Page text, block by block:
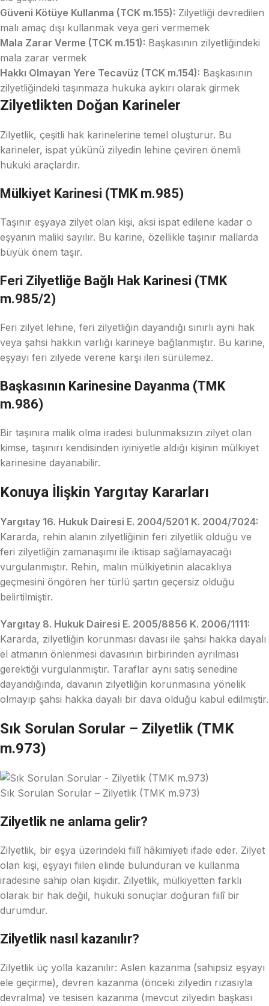
Güveni Kötüye Kullanma (TCK m.155): Zilyetliği devredilen
malı amaç dışı kullanmak veya geri vermemek
Mala Zarar Verme (TCK m.151): Başkasının zilyetliğindeki
mala zarar vermek
Hakkı Olmayan Yere Tecavüz (TCK m.154): Başkasının
zilyetliğindeki taşınmaza hukuka aykırı olarak girmek
Zilyetlikten Doğan Karineler
Zilyetlik, çeşitli hak karinelerine temel oluşturur. Bu
karineler, ispat yükünü zilyedin lehine çeviren önemli
hukuki araçlardır.
Mülkiyet Karinesi (TMK m.985)
Taşınır eşyaya zilyet olan kişi, aksi ispat edilene kadar o
eşyanın maliki sayılır. Bu karine, özellikle taşınır mallarda
büyük önem taşır.
Feri Zilyetliğe Bağlı Hak Karinesi (TMK
m.985/2)
Feri zilyet lehine, feri zilyetliğin dayandığı sınırlı ayni hak
veya şahsi hakkın varlığı karineye bağlanmıştır. Bu karine,
eşyayı feri zilyede verene karşı ileri sürülemez.
Başkasının Karinesine Dayanma (TMK
m.986)
Bir taşınıra malik olma iradesi bulunmaksızın zilyet olan
kimse, taşınırı kendisinden iyiniyetle aldığı kişinin mülkiyet
karinesine dayanabilir.
Konuya İlişkin Yargıtay Kararları
Yargıtay 16. Hukuk Dairesi E. 2004/5201 K. 2004/7024:
Kararda, rehin alanın zilyetliğinin feri zilyetlik olduğu ve
feri zilyetliğin zamanaşımı ile iktisap sağlamayacağı
vurgulanmıştır. Rehin, malın mülkiyetinin alacaklıya
geçmesini öngören her türlü şartın geçersiz olduğu
belirtilmiştir.
Yargıtay 8. Hukuk Dairesi E. 2005/8856 K. 2006/1111:
Kararda, zilyetliğin korunması davası ile şahsi hakka dayalı
el atmanın önlenmesi davasının birbirinden ayrılması
gerektiği vurgulanmıştır. Taraflar aynı satış senedine
dayandığında, davanın zilyetliğin korunmasına yönelik
olmayıp şahsi hakka dayalı bir dava olduğu kabul edilmiştir.
Sık Sorulan Sorular – Zilyetlik (TMK
m.973)
Sık Sorulan Sorular – Zilyetlik (TMK m.973)
Zilyetlik ne anlama gelir?
Zilyetlik, bir eşya üzerindeki fiilî hâkimiyeti ifade eder. Zilyet
olan kişi, eşyayı fiilen elinde bulunduran ve kullanma
iradesine sahip olan kişidir. Zilyetlik, mülkiyetten farklı
olarak bir hak değil, hukuki sonuçlar doğuran fiilî bir
durumdur.
Zilyetlik nasıl kazanılır?
Zilyetlik üç yolla kazanılır: Aslen kazanma (sahipsiz eşyayı
ele geçirme), devren kazanma (önceki zilyedin rızasıyla
devralma) ve tesisen kazanma (mevcut zilyedin başkası